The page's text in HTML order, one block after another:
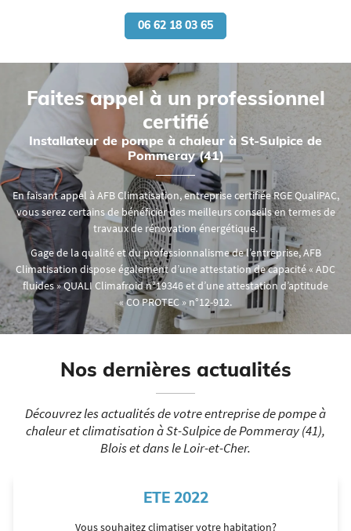
06 62 18 03 65
Faites appel à un professionnel
certifié
Installateur de pompe à chaleur à St-Sulpice de
Pommeray (41)
En faisant appel à AFB Climatisation, entreprise certifiée RGE QualiPAC,
vous serez certains de bénéficier des meilleurs conseils en termes de
travaux de rénovation énergétique.
Gage de la qualité et du professionnalisme de l’entreprise, AFB
Climatisation dispose également d’une attestation de capacité « ADC
fluides » QUALI Climafroid n°19346 et d’une attestation d’aptitude
« CO PROTEC » n°12-912.
Nos dernières actualités
Découvrez les actualités de votre entreprise de pompe à
chaleuret climatisation à St-Sulpice de Pommeray (41),
Blois et dans le Loir-et-Cher.
ETE 2022
Vous souhaitez climatiser votre habitation?